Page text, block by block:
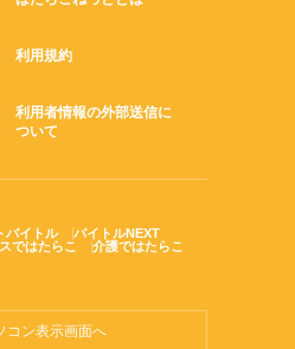
利用規約
利用者情報の外部送信に
ついて
バイトル
バイトルNEXT
ではたらこ 介護ではたらこ
コン表示画面へ